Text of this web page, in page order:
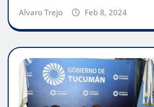
Alvaro Trejo Feb 8, 2024